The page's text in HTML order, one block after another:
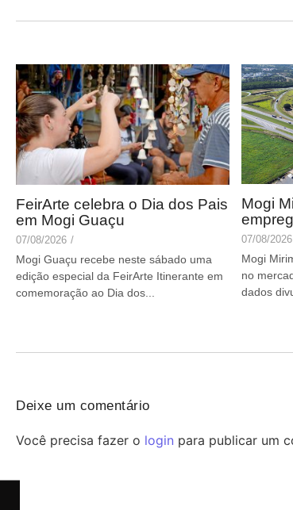
FeirArte celebra o Dia dos Pais
em Mogi Guaçu
07/08/2026 /
Mogi Guaçu recebe neste sábado uma
edição especial da FeirArte Itinerante em
comemoração ao Dia dos...
Mogi
07/08/2026
Mogi
no
dados
Deixe um comentário
Você precisa fazer o login para publicar um